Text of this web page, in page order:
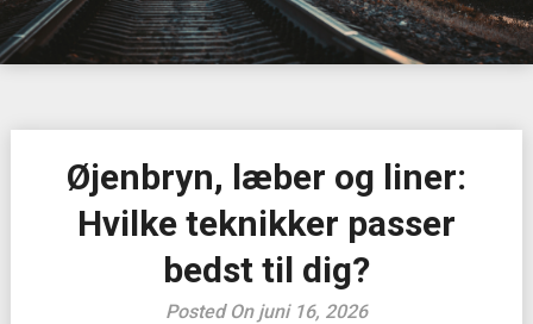
Øjenbryn, læber og liner:
Hvilke teknikker passer
bedst til dig?
Posted On juni 16, 2026